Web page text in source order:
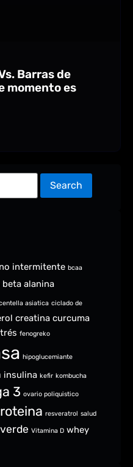
Barras de
momento es
intermitente bcaa
beta alanina
asiatica ciclado de
creatina curcuma
fenogreko
hipoglucemiante
insulina kefir kombucha
3 ovario poliquistico
resveratrol salud
Vitamina D whey